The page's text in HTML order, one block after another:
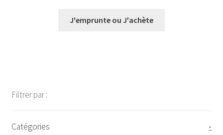
prix :
J'emprunte ou J'achète
Filtrer par :
Catégories -